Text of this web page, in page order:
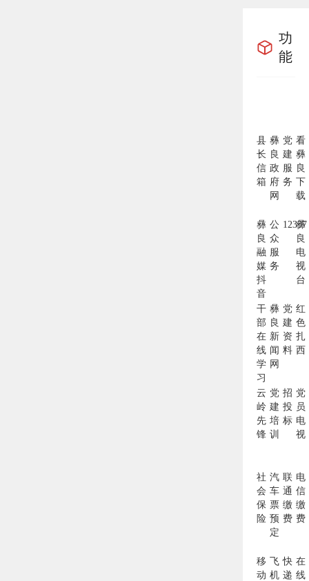
功
能
县
长
信
箱
彝
良
政
府
网
党
建
服
务
看
彝
良
下
载
彝
良
融
媒
抖
音
公
众
服
务
12337
彝
良
电
视
台
干
部
在
线
学
习
彝
良
新
闻
网
党
建
资
料
红
色
扎
西
云
岭
先
锋
党
建
培
训
招
投
标
党
员
电
视
社
会
保
险
汽
车
票
预
定
联
通
缴
费
电
信
缴
费
移
动
飞
机
快
递
在
线